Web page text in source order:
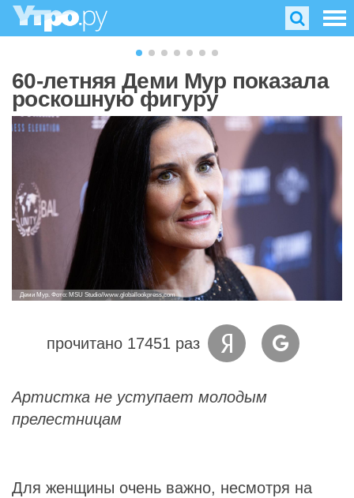
60-летняя Деми Мур показала
роскошную фигуру
Деми Мур. Фото: MSU Studio//www.globallookpress.com
прочитано 17451 раз
Артистка не уступает молодым
прелестницам
Для женщины очень важно, несмотря на